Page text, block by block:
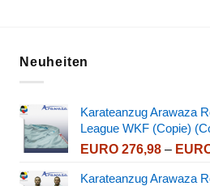
Neuheiten
Karateanzug Arawaza
League WKF (Copie)
EURO276,98 –
Karateanzug Arawaza